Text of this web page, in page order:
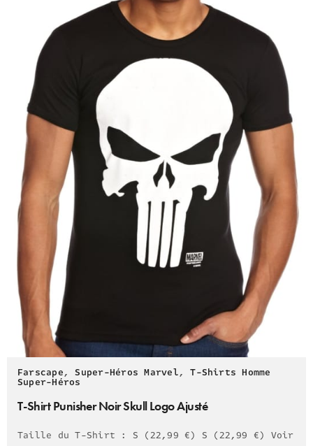
Farscape,Super-Héros Marvel,T-Shirts Homme
Super-Héros
T-Shirt Punisher Noir Skull Logo Ajusté
Taille du T-Shirt : S (22,99 €) S (22,99 €) Voir